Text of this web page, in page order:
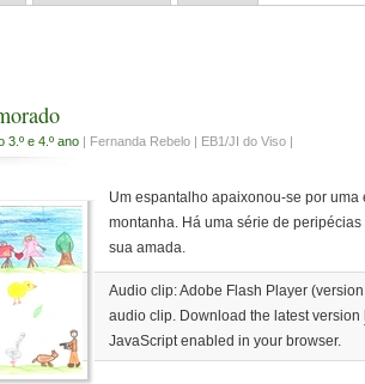
3.º e 4.º ano | Fernanda Rebelo | EB1/JI do Viso |
Um espantalho apaixonou-se por
montanha. Há uma série de
sua amada.
Audio clip: Adobe Flash Player
audio clip. Download the latest version
JavaScript enabled in your browser.